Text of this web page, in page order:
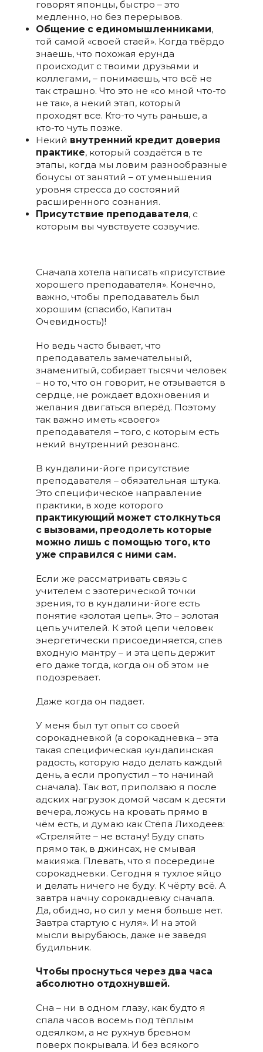
говорят японцы, быстро – это
медленно, но без перерывов.
Общение с единомышленниками,
той самой «своей стаей». Когда твёрдо
знаешь, что похожая ерунда
происходит с твоими друзьями и
коллегами, – понимаешь, что всё не
так страшно. Что это не «со мной что-то
не так», а некий этап, который
проходят все. Кто-то чуть раньше, а
кто-то чуть позже.
Некий внутренний кредит доверия
практике, который создаётся в те
этапы, когда мы ловим разнообразные
бонусы от занятий – от уменьшения
уровня стресса до состояний
расширенного сознания.
Присутствие преподавателя, с
которым вы чувствуете созвучие.
Сначала хотела написать «присутствие
хорошего преподавателя». Конечно,
важно, чтобы преподаватель был
хорошим (спасибо, Капитан
Очевидность)!
Но ведь часто бывает, что
преподаватель замечательный,
знаменитый, собирает тысячи человек
– но то, что он говорит, не отзывается в
сердце, не рождает вдохновения и
желания двигаться вперёд. Поэтому
так важно иметь «своего»
преподавателя – того, с которым есть
некий внутренний резонанс.
В кундалини-йоге присутствие
преподавателя – обязательная штука.
Это специфическое направление
практики, в ходе которого
практикующий может столкнуться
с вызовами, преодолеть которые
можно лишь с помощью того, кто
уже справился с ними сам.
Если же рассматривать связь с
учителем с эзотерической точки
зрения, то в кундалини-йоге есть
понятие «золотая цепь». Это – золотая
цепь учителей. К этой цепи человек
энергетически присоединяется, спев
входную мантру – и эта цепь держит
его даже тогда, когда он об этом не
подозревает.
Даже когда он падает.
У меня был тут опыт со своей
сорокадневкой (а сорокадневка – эта
такая специфическая кундалинская
радость, которую надо делать каждый
день, а если пропустил – то начинай
сначала). Так вот, приползаю я после
адских нагрузок домой часам к десяти
вечера, ложусь на кровать прямо в
чём есть, и думаю как Стёпа Лиходеев:
«Стреляйте – не встану! Буду спать
прямо так, в джинсах, не смывая
макияжа. Плевать, что я посередине
сорокадневки. Сегодня я тухлое яйцо
и делать ничего не буду. К чёрту всё. А
завтра начну сорокадневку сначала.
Да, обидно, но сил у меня больше нет.
Завтра стартую с нуля». И на этой
мысли вырубаюсь, даже не заведя
будильник.
Чтобы проснуться через два часа
абсолютно отдохнувшей.
Сна – ни в одном глазу, как будто я
спала часов восемь под тёплым
одеялком, а не рухнув бревном
поверх покрывала. И без всякого